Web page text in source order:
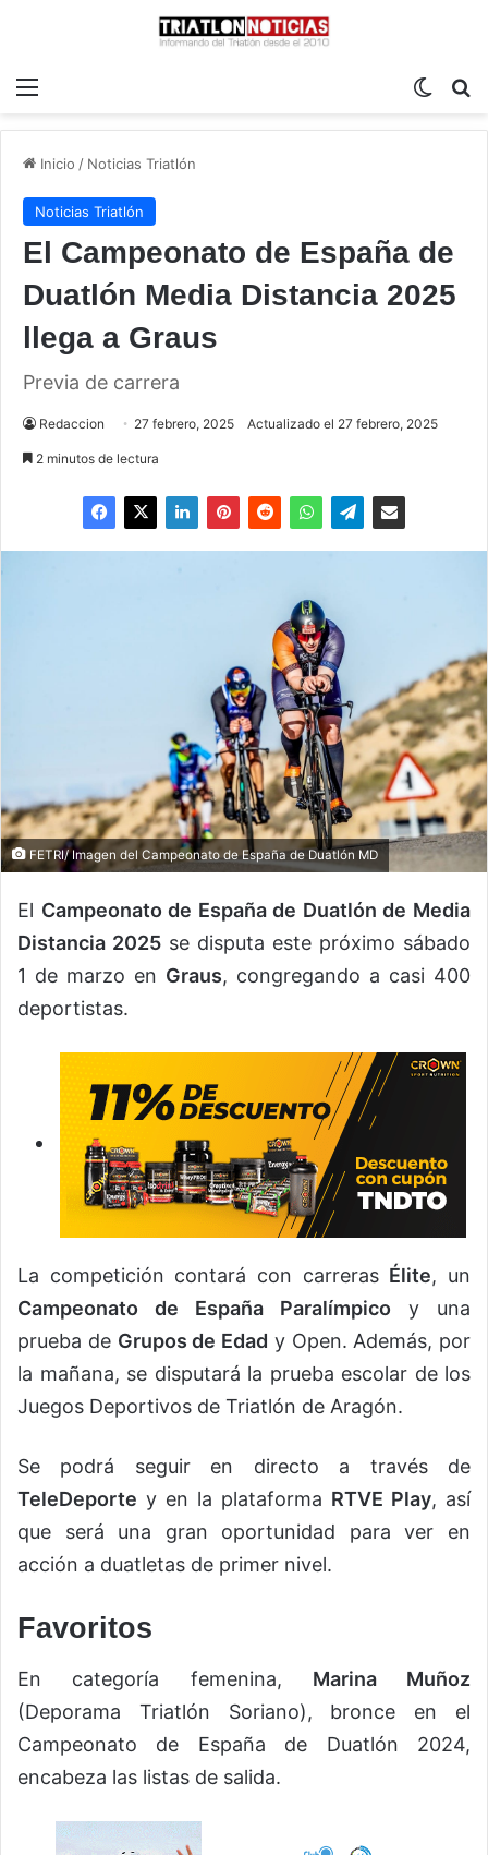
Inicio / Noticias Triatlón
Noticias Triatlón
El Campeonato de España de
Duatlón Media Distancia 2025
llega a Graus
Previa de carrera
Redaccion 27 febrero, 2025 Actualizado el 27 febrero, 2025
2 minutos de lectura
FETRI/ Imagen del Campeonato de España de Duatlón MD
El Campeonato de España de Duatlón de Media
Distancia 2025 se disputa este próximo sábado
1 de marzo en Graus, congregando a casi 400
deportistas.
La competición contará con carreras Élite, un
Campeonato de España Paralímpico y una
prueba de Grupos de Edad y Open. Además, por
la mañana, se disputará la prueba escolar de los
Juegos Deportivos de Triatlón de Aragón.
Se podrá seguir en directo a través de
TeleDeporte y en la plataforma RTVE Play, así
que será una gran oportunidad para ver en
acción a duatletas de primer nivel.
Favoritos
En categoría femenina, Marina Muñoz
(Deporama Triatlón Soriano), bronce en el
Campeonato de España de Duatlón 2024,
encabeza las listas de salida.